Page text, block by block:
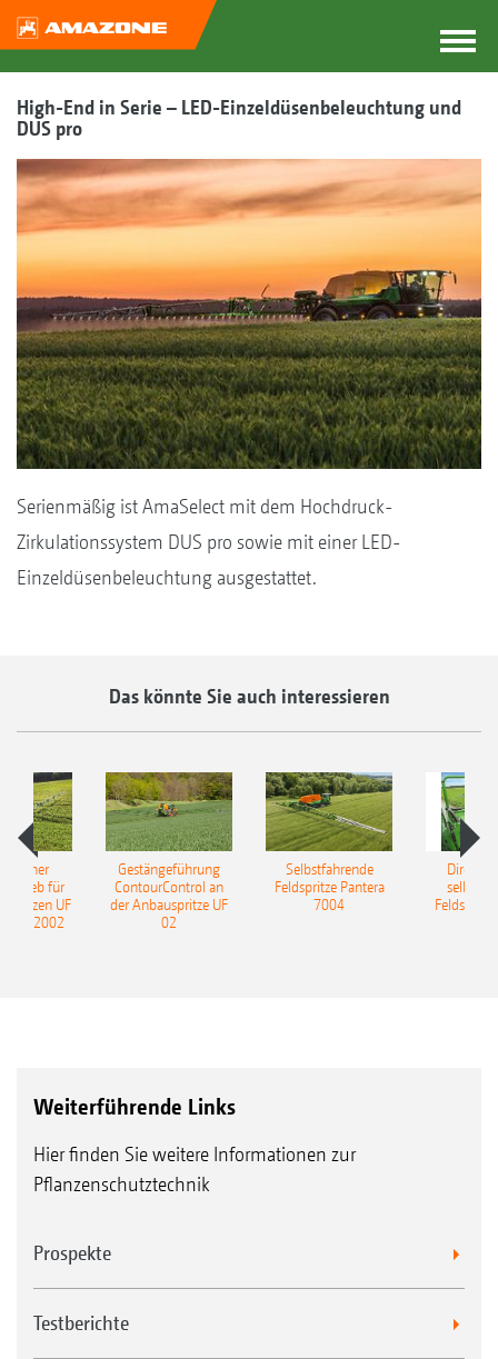
High-End in Serie – LED-Einzeldüsenbeleuchtung und
DUS pro
Serienmäßig ist AmaSelect mit dem Hochdruck-
Zirkulationssystem DUS pro sowie mit einer LED-
Einzeldüsenbeleuchtung ausgestattet.
Das könnte Sie auch interessieren
für
UF
UF 2002
Gestängeführung
ContourControl an
der Anbauspritze UF
02
Selbstfahrende
Feldspritze Pantera
7004
Weiterführende Links
Hier finden Sie weitere Informationen zur
Pflanzenschutztechnik
Prospekte
Testberichte